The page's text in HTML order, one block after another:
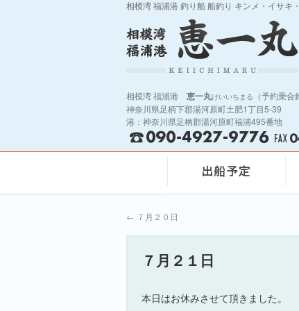
相模湾 福浦港 釣り船 船釣り キンメ・イサキ
相模湾 福浦港 恵一丸けいいちまる
（予約乗合
神奈川県足柄下郡湯河原町土肥1丁目5-39
港：神奈川県足柄郡湯河原町福浦495番地
← ７月２０日
７月２１日
本日はお休みさせて頂きました。